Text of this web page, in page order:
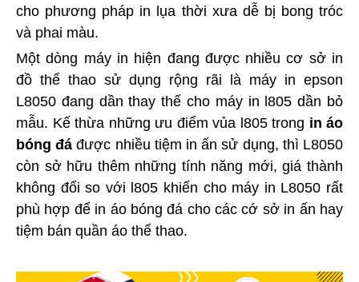
cho phương pháp in lụa thời xưa dễ bị bong tróc
và phai màu.
Một dòng máy in hiện đang được nhiều cơ sở in
đồ thể thao sử dụng rộng rãi là máy in epson
L8050 đang dần thay thế cho máy in l805 dần bỏ
mẫu. Kế thừa những ưu điểm vủa l805 trong in áo
bóng đá được nhiều tiệm in ấn sử dụng, thì L8050
còn sở hữu thêm những tính năng mới, giá thành
không đổi so với l805 khiến cho máy in L8050 rất
phù hợp để in áo bóng đá cho các cớ sở in ấn hay
tiệm bán quần áo thể thao.